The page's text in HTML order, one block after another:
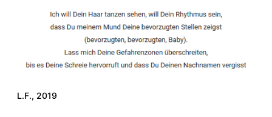
t
u
L.F., 2019